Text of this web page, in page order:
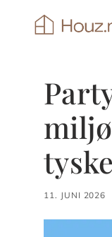
11. JUNI 2026